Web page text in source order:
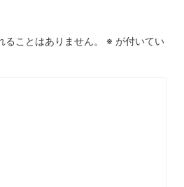
ことはありません。 ※ が付いてい